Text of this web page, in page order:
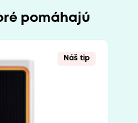
pomáhajú
Náš tip